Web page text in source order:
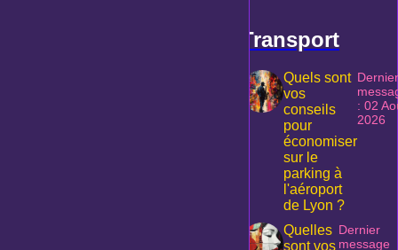
Transport
Quels sont
vos
conseils
pour
économiser
sur le
parking à
l'aéroport
de Lyon ?
Dernier
: 02
2026
Quelles
sont vos
Dernier
message